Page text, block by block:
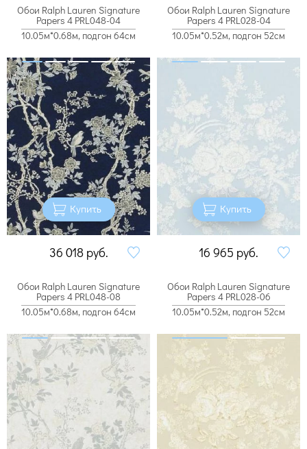
Обои Ralph Lauren Signature
Papers 4 PRL048-04
10.05м*0.68м, подгон 64см
Купить
36 018 руб.
Обои Ralph Lauren Signature
Papers 4 PRL028-04
10.05м*0.52м, подгон 52см
Купить
16 965 руб.
Обои Ralph Lauren Signature
Papers 4 PRL048-08
10.05м*0.68м, подгон 64см
Обои Ralph Lauren Signature
Papers 4 PRL028-06
10.05м*0.52м, подгон 52см